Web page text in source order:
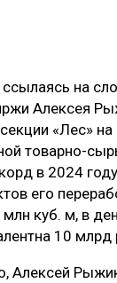
И ЗАЩИТА
ПЛИТ
ссылаясь на
Алексея
«Лес» на
товарно-
в 2024
его
куб. м, в
10 млрд
Алексей